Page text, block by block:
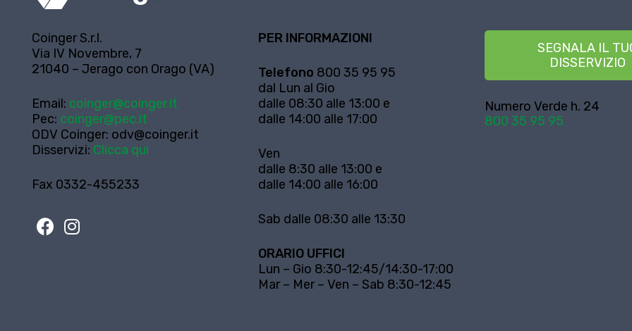
Coinger S.r.l.
Via IV Novembre, 7
21040 – Jerago con Orago (VA)
Email: coinger@coinger.it
Pec: coinger@pec.it
ODV Coinger: odv@coinger.it
Disservizi: Clicca qui
Fax 0332-455233
PER INFORMAZIONI
Telefono 800 35 95 95
dal Lun al Gio
dalle 08:30 alle 13:00 e
dalle 14:00 alle 17:00
Ven
dalle 8:30 alle 13:00 e
dalle 14:00 alle 16:00
Sab dalle 08:30 alle 13:30
ORARIO UFFICI
Lun – Gio 8:30-12:45/14:30-17:00
Mar – Mer – Ven – Sab 8:30-12:45
SEGNALA IL
DISSERVIZIO
Numero Verde h. 24
800 35 95 95